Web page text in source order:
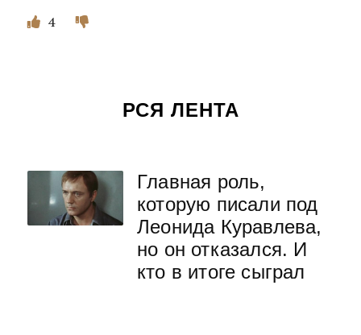
4
РСЯ ЛЕНТА
Главная роль,
которую писали под
Леонида Куравлева,
но он отказался. И
кто в итоге сыграл